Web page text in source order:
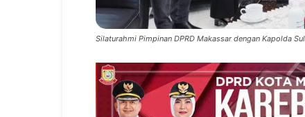
Silaturahmi Pimpinan DPRD Makassar dengan Kapolda